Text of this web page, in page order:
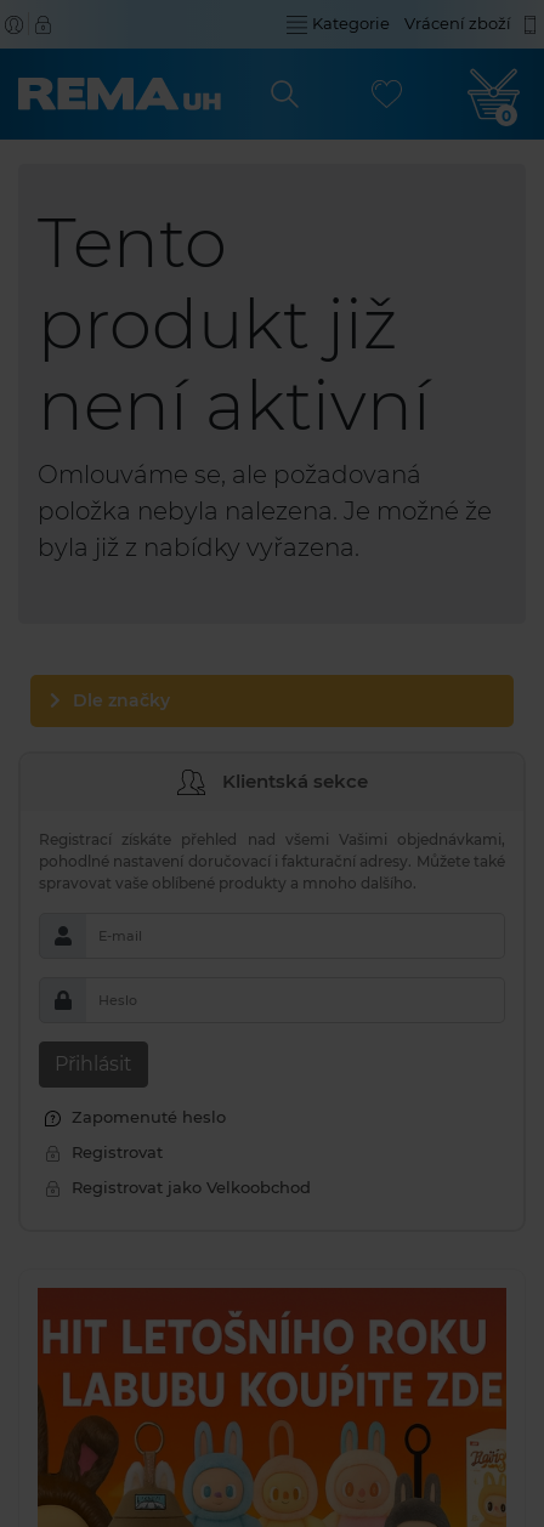
Kategorie Vrácení zboží
0
Tento
produkt již
není aktivní
Omlouváme se, ale požadovaná
položka nebyla nalezena. Je možné že
byla již z nabídky vyřazena.
Dle značky
Klientská sekce
Registrací získáte přehled nad všemi Vašimi objednávkami,
pohodlné nastavení doručovací i fakturační adresy. Můžete také
spravovat vaše oblíbené produkty a mnoho dalšího.
E-mail
Heslo
Přihlásit
Zapomenuté heslo
Registrovat
Registrovat jako Velkoobchod